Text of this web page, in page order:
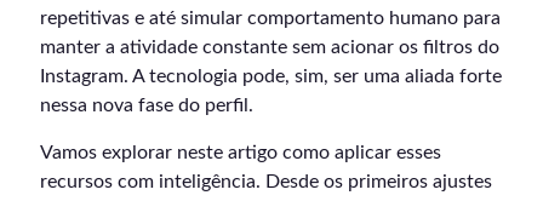
repetitivas e até simular comportamento humano para
manter a atividade constante sem acionar os filtros do
Instagram. A tecnologia pode, sim, ser uma aliada forte
nessa nova fase do perfil.
Vamos explorar neste artigo como aplicar esses
recursos com inteligência. Desde os primeiros ajustes